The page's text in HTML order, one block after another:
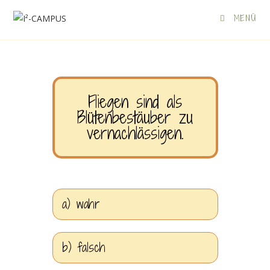
MENÜ
Fliegen sind als
Blütenbestäuber zu
vernachlässigen.
a) wahr
b) falsch